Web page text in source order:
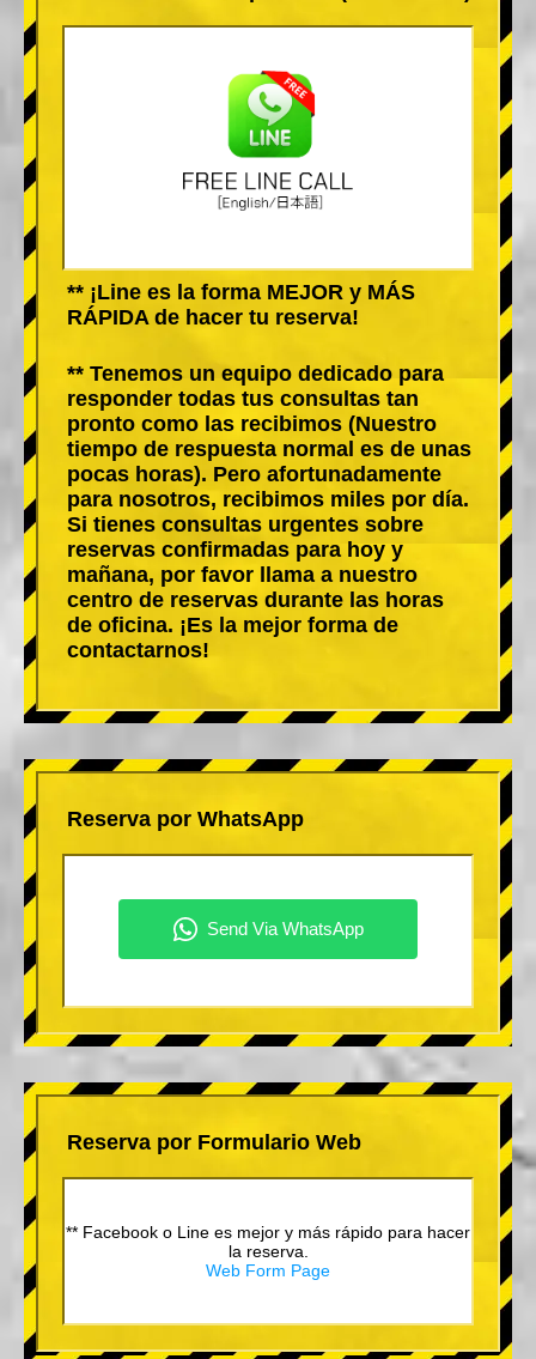
** ¡Line es la forma MEJOR y MÁS
RÁPIDA de hacer tu reserva!
** Tenemos un equipo dedicado para
responder todas tus consultas tan
pronto como las recibimos (Nuestro
tiempo de respuesta normal es de unas
pocas horas). Pero afortunadamente
para nosotros, recibimos miles por día.
Si tienes consultas urgentes sobre
reservas confirmadas para hoy y
mañana, por favor llama a nuestro
centro de reservas durante las horas
de oficina. ¡Es la mejor forma de
contactarnos!
Reserva por WhatsApp
Reserva por Formulario Web
** Facebook o Line es mejor y más rápido para hacer
la reserva.
Web Form Page